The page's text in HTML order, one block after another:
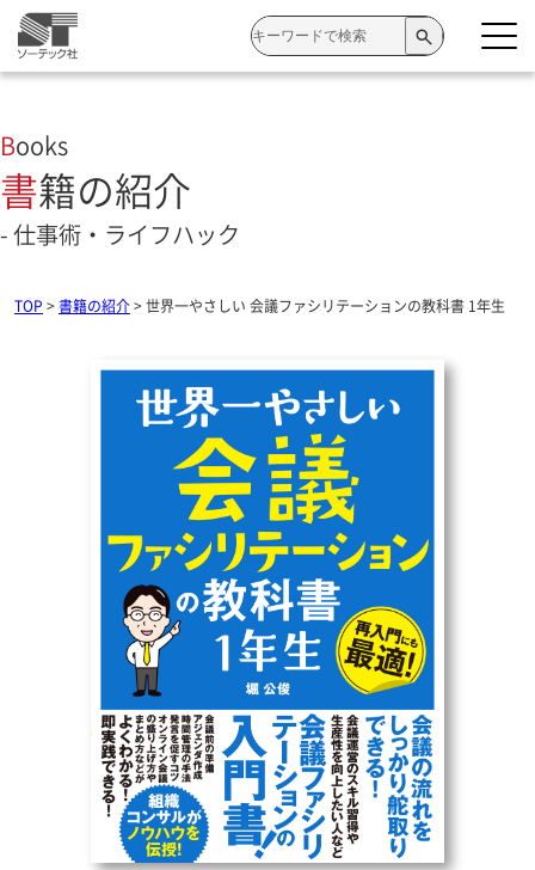
検
索:
Books
書籍の紹介
- 仕事術・ライフハック
TOP >書籍の紹介>世界一やさしい 会議ファシリテーションの教科書 1年生